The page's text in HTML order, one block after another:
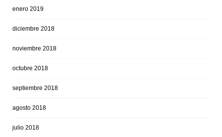
enero 2019
diciembre 2018
noviembre 2018
octubre 2018
septiembre 2018
agosto 2018
julio 2018